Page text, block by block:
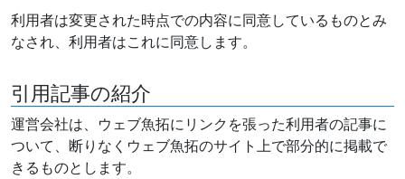
利用者は変更された時点での内容に同意しているものとみ
なされ、利用者はこれに同意します。
引用記事の紹介
運営会社は、ウェブ魚拓にリンクを張った利用者の記事に
ついて、断りなくウェブ魚拓のサイト上で部分的に掲載で
きるものとします。